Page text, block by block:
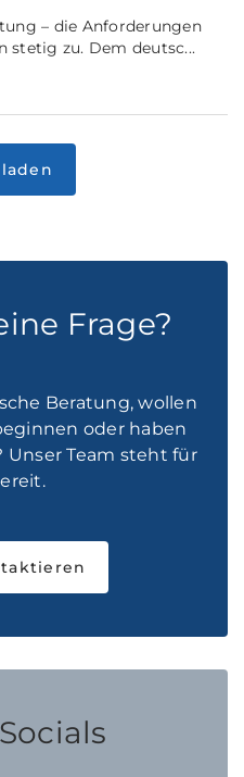
– die Anforderungen
stetig zu. Dem deutsc...
Frage?
Beratung, wollen
oder haben
Unser Team steht für